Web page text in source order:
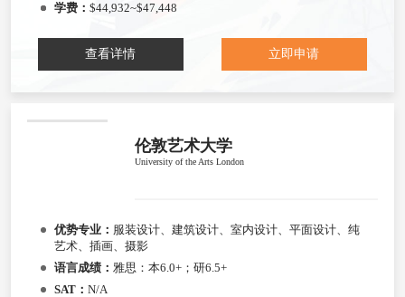
学费： $44,932~$47,448
查看详情 立即申请
伦敦艺术大学
University of the Arts London
优势专业： 服装设计、建筑设计、室内设计、平面设计、纯
艺术、插画、摄影
语言成绩： 雅思：本6.0+；研6.5+
SAT： N/A